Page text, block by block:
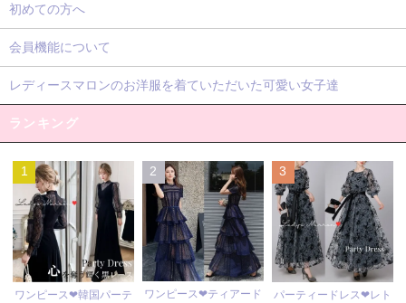
初めての方へ
会員機能について
レディースマロンのお洋服を着ていただいた可愛い女子達
ランキング
1
ワンピース❤韓国パーテ
2
ワンピース❤ティアード
3
パーティードレス❤レト